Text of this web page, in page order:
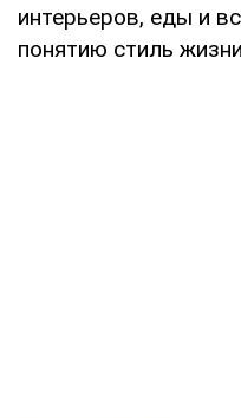
интерьеров, еды и
понятию стиль